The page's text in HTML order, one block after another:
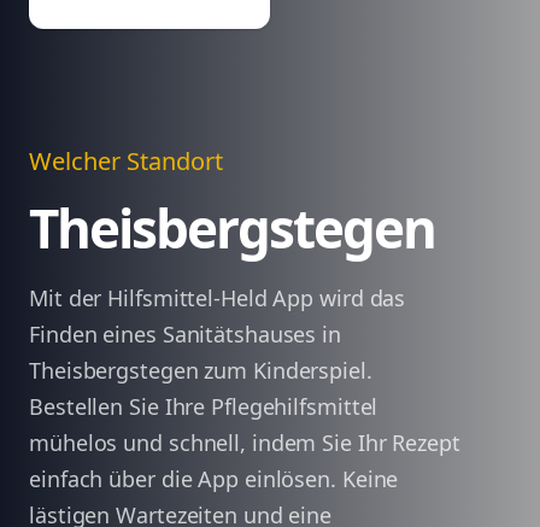
Welcher Standort
Theisbergstegen
Mit der Hilfsmittel-Held App wird das
Finden eines Sanitätshauses in
Theisbergstegen zum Kinderspiel.
Bestellen Sie Ihre Pflegehilfsmittel
mühelos und schnell, indem Sie Ihr Rezept
einfach über die App einlösen. Keine
lästigen Wartezeiten und eine